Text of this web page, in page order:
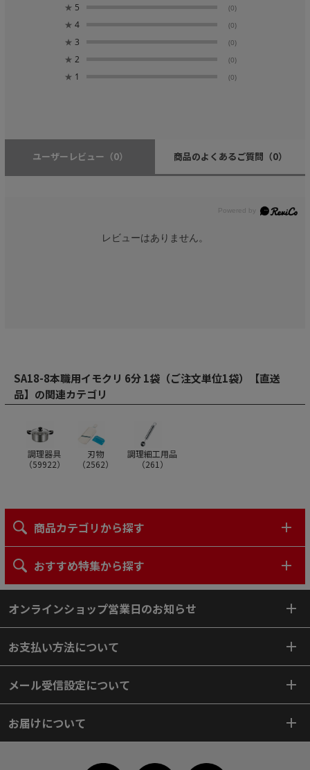
★ 5 (0)
★ 4 (0)
★ 3 (0)
★ 2 (0)
★ 1 (0)
ユーザーレビュー （0） 商品のよくあるご質問 （0）
レビューはありません。
SA18-8本職用イモクリ 6分 1袋（ご注文単位1袋）【直送
品】の関連カテゴリ
調理器具
（59922）
刃物
（2562）
調理細工用品
（261 ）
商品カテゴリから探す
おすすめ特集から探す
オンラインショップ営業日のお知らせ
お支払い方法について
メール受信設定について
お届けについて